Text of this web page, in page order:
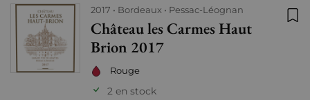
2017 Bordeaux Pessac-Léognan
Château les Carmes Haut
Brion 2017
Rouge
2 en stock